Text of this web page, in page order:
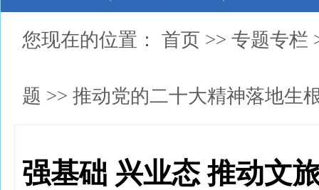
您现在的位置： 首页 >> 专题专栏
题 >> 推动党的二十大精神落地生
强基础 兴业态 推动文